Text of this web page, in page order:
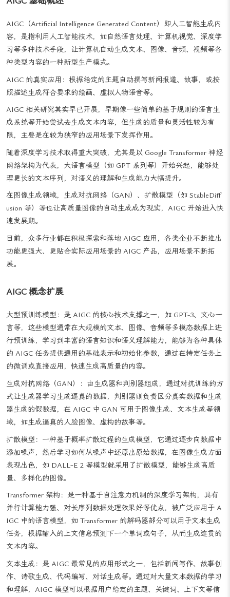
AIGC（Artificial Intelligence Generated Content）即人工智能生成内
容，是指利用人工智能技术，如自然语言处理、计算机视觉、深度学
习等多种技术手段，让计算机自动生成文本、图像、音频、视频等各
种类型内容的一种新型生产模式。
AIGC 的真实应用：根据给定的主题自动撰写新闻报道、故事，或按
照描述生成符合要求的绘画、虚拟人物语音等。
AIGC 相关研究其实早已开展，早期像一些简单的基于规则的语言生
成系统等开始尝试去生成文本内容，但生成的质量和灵活性较为有
限，主要是在较为狭窄的应用场景下发挥作用。
随着深度学习技术取得重大突破，尤其是以 Google Transformer 神经
网络架构为代表，大语言模型（如 GPT 系列等）开始兴起，能够处
理更长的文本序列，对语义的理解和生成能力大幅提升。
在图像生成领域，生成对抗网络（GAN）、扩散模型（如 StableDiff
usion 等）等也让高质量图像的自动生成成为现实，AIGC 开始进入快
速发展期。
目前，众多行业都在积极探索和落地 AIGC 应用，各类企业不断推出
功能更强大、更贴合实际应用场景的 AIGC 产品，应用场景不断拓
大型预训练模型：是 AIGC 的核心技术支撑之一，如 GPT-3、文心一
言等，这些模型通常在大规模的文本、图像、音频等多模态数据上进
行预训练，学习到丰富的语言知识和语义理解能力，能够为各种具体
的 AIGC 任务提供通用的基础表示和初始化参数，通过在特定任务上
的微调或直接应用，快速生成高质量的内容。
生成对抗网络（GAN）：由生成器和判别器组成，通过对抗训练的方
式让生成器学习生成逼真的数据，判别器则负责区分真实数据和生成
器生成的假数据，在 AIGC 中 GAN 可用于图像生成、文本生成等领
域，如生成逼真的人脸图像、虚构的故事等。
扩散模型：一种基于概率扩散过程的生成模型，它通过逐步向数据中
添加噪声，然后学习如何从噪声中还原出原始数据，在图像生成方面
表现出色，如 DALL-E 2 等模型就采用了扩散模型，能够生成高质
量、多样化的图像。
Transformer 架构：是一种基于自注意力机制的深度学习架构，具有
并行计算能力强、对长序列数据处理效果好等优点，被广泛应用于 A
IGC 中的语言模型，如 Transformer 的解码器部分可以用于文本生成
任务，根据输入的上文信息预测下一个单词或句子，从而生成连贯的
文本内容。
文本生成：是 AIGC 最常见的应用形式之一，包括新闻写作、故事创
作、诗歌生成、代码编写、对话生成等。通过对大量文本数据的学习